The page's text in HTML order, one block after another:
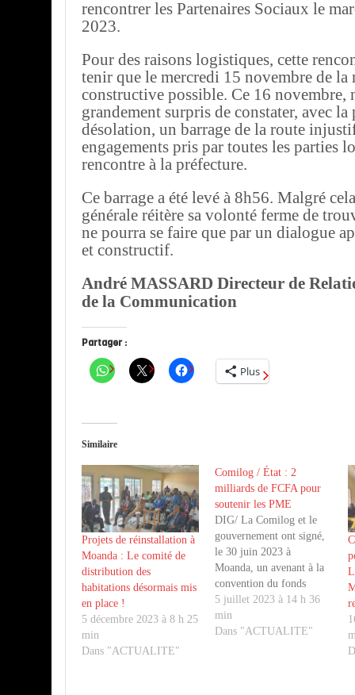
rencontrer les Partenaires Sociaux le
2023.
Pour des raisons logistiques, cette
tenir que le mercredi 15 novembre de la
constructive possible. Ce 16 novembre,
grandement surpris de constater, avec la
désolation, un barrage de la route
engagements pris par toutes les parties
rencontre à la préfecture.
Ce barrage a été levé à 8h56. Malgré
générale réitère sa volonté ferme de
ne pourra se faire que par un dialogue
et constructif.
André MASSARD Directeur de
de la Communication
Partager :
Plus
Similaire
Projets de réinstallation à
Moanda : Le comité de
distribution des
habitations désormais mis
en place !
5 décembre 2023 à 8 h 25
min
Dans "ACTUALITE"
Comilog / État : 2
milliards de FCFA pour
soutenir les PME
DIG/ La Comilog et le
gouvernement ont signé,
le 30 juin 2023 à
Moanda, un avenant à la
convention du fonds
d’amorçage entre l’Etat,
Comilog et trois
établissements de
5 juillet 2023 à 14 h 36
min
Dans "ACTUALITE"